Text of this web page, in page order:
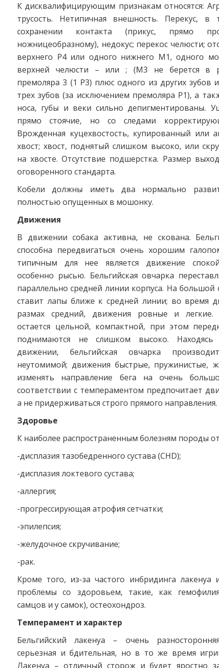
К дисквалифицирующим признакам относятся:
трусость. Нетипичная внешность. Перекус,
сохранении контакта (прикус, прямо
ножницеобразному), недокус; перекос челюсти;
верхнего Р4 или одного нижнего М1, одного
верхней челюсти – или ; (М3 не берется в
премоляра 3 (1 Р3) плюс одного из других зубов
трех зубов (за исключением премоляра Р1), а
носа, губы и веки сильно депигментированы.
прямо стоячие, но со следами
Врожденная куцехвостость, купированный или
хвост; хвост, поднятый слишком высоко, или
на хвосте. Отсутствие подшерстка. Размер
оговоренного стандарта.
Кобели должны иметь два нормально
полностью опущенных в мошонку.
Движения
В движении собака активна, не скована.
способна передвигаться очень хорошим
типичным для нее является движение
особенно рысью. Бельгийская овчарка
параллельно средней линии корпуса. На большой
ставит лапы ближе к средней линии; во время
размах средний, движения ровные и легкие.
остается цельной, компактной, при этом
поднимаются не слишком высоко.
движении, бельгийская овчарка
неутомимой; движения быстрые, пружинистые,
изменять направление бега на очень
соответствии с темпераментом предпочитает
а не придерживаться строго прямого направления.
Здоровье
К наиболее распространенным болезням породы
-дисплазия тазобедренного сустава (CHD);
-дисплазия локтевого сустава;
-аллергия;
-прогрессирующая атрофия сетчатки;
-эпилепсия;
-желудочное скручивание;
-рак.
Кроме того, из-за частого инбридинга
проблемы со здоровьем, такие, как
самцов и у самок), остеохондроз.
Темперамент и характер
Бельгийский лакенуа – очень
серьезная и бдительная, но в то же время
Лакенуа – отличный сторож и будет яростно